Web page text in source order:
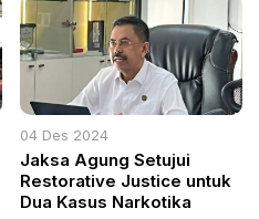
04 Des 2024
Jaksa Agung Setujui
Restorative Justice untuk
Dua Kasus Narkotika